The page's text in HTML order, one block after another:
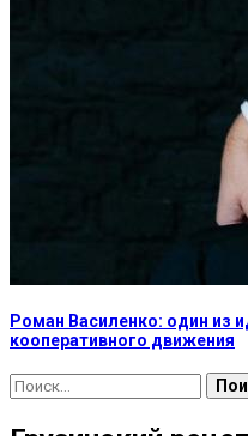
Роман Василенко: один из
кооперативного движения
Найти: